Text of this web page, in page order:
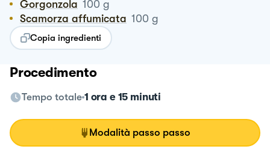
Gorgonzola 100 g
Scamorza affumicata 100 g
Copia ingredienti
Procedimento
Tempo totale 1 ora e 15 minuti
Modalità passo passo